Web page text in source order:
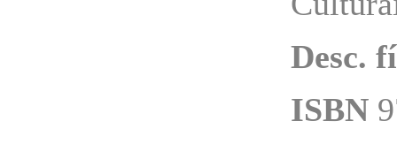
Desc.
ISBN